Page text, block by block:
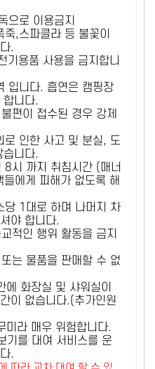
으로 이용금지
,스파클라 등 불꽃이
.
용품 사용을 금지합니
입니다. 흡연은 캠핑장
니다.
편이 접수된 경우 강제
로 인한 사고 및 분실, 도
니다.
시 까지 취침시간 (매너
에게 피해가 없도록 해
당 1대로 하며 나머지 차
야 합니다.
적인 행위 활동을 금지
는 물품을 판매할 수 없
화장실 및 샤워실이
이 없습니다.(추가인원
미라 매우 위험합니다.
기를 대여 서비스를 운
.